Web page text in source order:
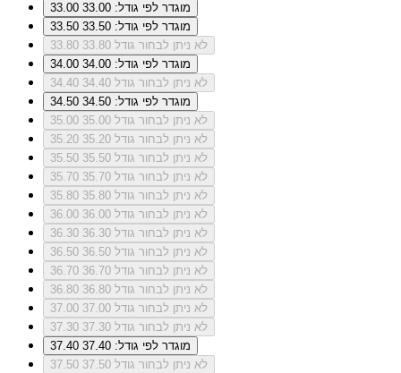
33.00
מוגדר לפי גודל: 33.00
33.50
מוגדר לפי גודל: 33.50
33.80
לא ניתן לבחור גודל 33.80
34.00
מוגדר לפי גודל: 34.00
34.40
לא ניתן לבחור גודל 34.40
34.50
מוגדר לפי גודל: 34.50
35.00
לא ניתן לבחור גודל 35.00
35.20
לא ניתן לבחור גודל 35.20
35.50
לא ניתן לבחור גודל 35.50
35.70
לא ניתן לבחור גודל 35.70
35.80
לא ניתן לבחור גודל 35.80
36.00
לא ניתן לבחור גודל 36.00
36.30
לא ניתן לבחור גודל 36.30
36.50
לא ניתן לבחור גודל 36.50
36.70
לא ניתן לבחור גודל 36.70
36.80
לא ניתן לבחור גודל 36.80
37.00
לא ניתן לבחור גודל 37.00
37.30
לא ניתן לבחור גודל 37.30
37.40
מוגדר לפי גודל: 37.40
37.50
לא ניתן לבחור גודל 37.50